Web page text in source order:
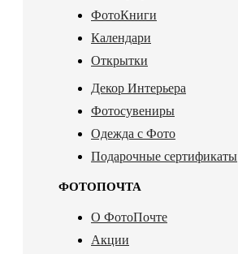
ФотоКниги
Календари
Открытки
Декор Интерьера
Фотосувениры
Одежда с Фото
Подарочные сертификаты
ФОТОПОЧТА
О ФотоПочте
Акции